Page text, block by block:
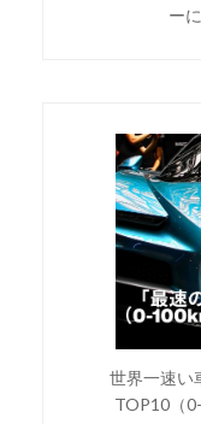
ー
世界一速い
TOP10（